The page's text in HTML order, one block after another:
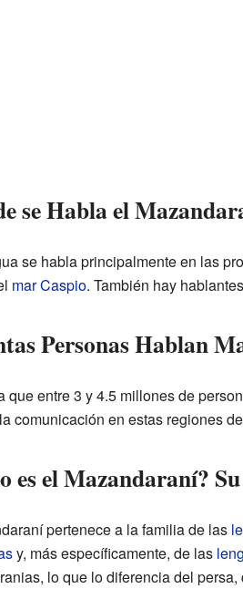
se Habla el
se habla principalmente en las
mar Caspio. También hay
Personas Hablan
que entre 3 y 4.5 millones de
comunicación en estas regiones
es el Mazandaraní?
pertenece a la familia de las
y, más específicamente, de las
lo que lo diferencia del